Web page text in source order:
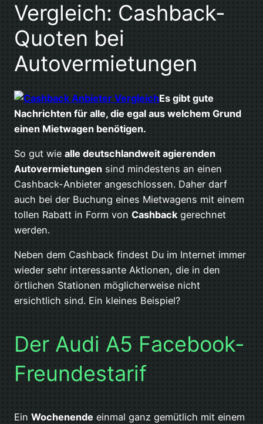
Vergleich: Cashback-
Quoten bei
Autovermietungen
Es gibt gute
Nachrichten für alle, die egal aus welchem Grund
einen Mietwagen benötigen.
So gut wie alle deutschlandweit agierenden
Autovermietungen sind mindestens an einen
Cashback-Anbieter angeschlossen. Daher darf
auch bei der Buchung eines Mietwagens mit einem
tollen Rabatt in Form von Cashbackgerechnet
werden.
Neben dem Cashback findest Du im Internet immer
wieder sehr interessante Aktionen, die in den
örtlichen Stationen möglicherweise nicht
ersichtlich sind. Ein kleines Beispiel?
Der Audi A5 Facebook-
Freundestarif
Ein Wochenende einmal ganz gemütlich mit einem